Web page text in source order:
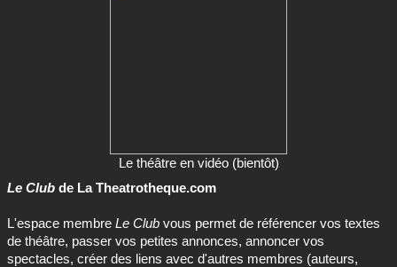
Le théâtre en vidéo (bientôt)
Le Club de La Theatrotheque.com
L'espace membre Le Club vous permet de référencer vos textes
de théâtre, passer vos petites annonces, annoncer vos
spectacles, créer des liens avec d'autres membres (auteurs,